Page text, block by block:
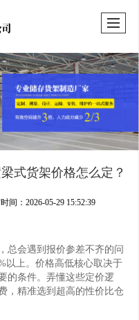
式货架价格怎么定？
间：2026-05-29 15:52:39
会遇到报价参差不齐的问
以上。价格高低核心取决于
的条件。弄懂这些定价逻
，精准选到超高的性价比仓